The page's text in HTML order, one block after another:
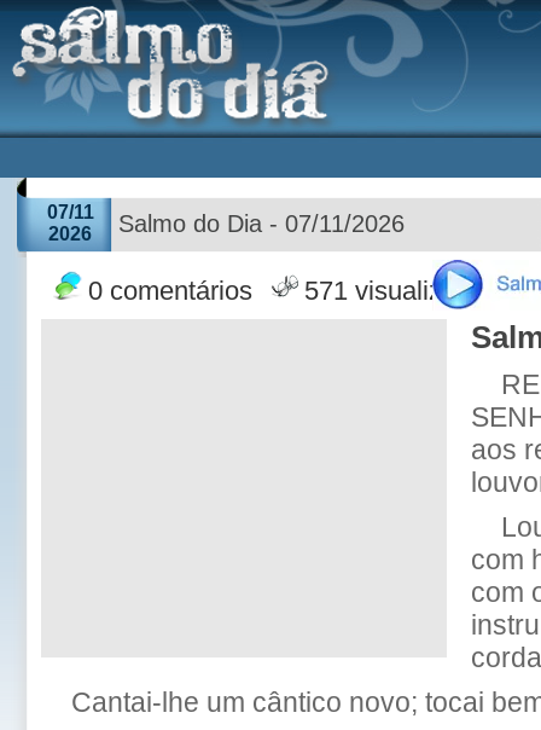
07/11
2026
Salmo do Dia - 07/11/2026
0 comentários 571 visualizações
aos
com
com
Cantai-lhe um cântico novo; tocai